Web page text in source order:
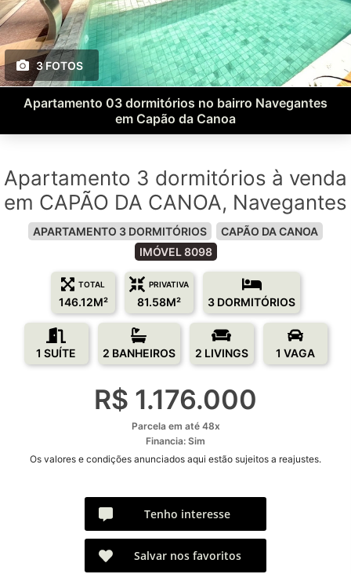
3 FOTOS
Apartamento 03 dormitórios no bairro Navegantes
em Capão da Canoa
Apartamento 3 dormitórios à venda
em CAPÃO DA CANOA, Navegantes
APARTAMENTO 3 DORMITÓRIOS
CAPÃO DA CANOA
IMÓVEL 8098
TOTAL
146.12M²
PRIVATIVA
81.58M² 3 DORMITÓRIOS
1 SUÍTE 2 BANHEIROS 2 LIVINGS 1 VAGA
R$ 1.176.000
Parcela em até 48x
Financia: Sim
Os valores e condições anunciados aqui estão sujeitos a reajustes.
Tenho interesse
Salvar nos favoritos